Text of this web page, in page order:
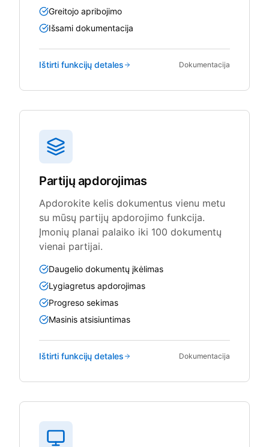
Greitojo apribojimo
Išsami dokumentacija
Ištirti funkcijų detales Dokumentacija
Partijų apdorojimas
Apdorokite kelis dokumentus vienu metu
su mūsų partijų apdorojimo funkcija.
Įmonių planai palaiko iki 100 dokumentų
vienai partijai.
Daugelio dokumentų įkėlimas
Lygiagretus apdorojimas
Progreso sekimas
Masinis atsisiuntimas
Ištirti funkcijų detales Dokumentacija